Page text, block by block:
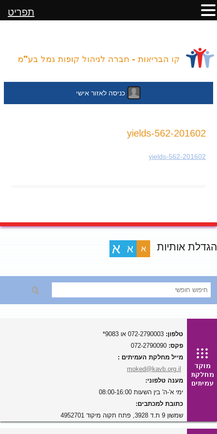
כניסה לאזור אישי
201602-yields-562
201602-yields-562
הגדלת אותיות א א א
טלפון:
פקס:
מייל מחלקת העמיתים :
moked@kavb.org.il
מענה טלפוני:
ימי א'-ה' בין השעות 08:00-16:00
כתובת למכתבים:
שמשון 9 ת.ד 3928, פתח תקוה מיקוד 4952701
תפריט